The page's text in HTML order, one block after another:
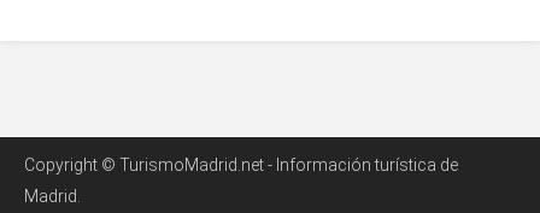
Copyright © TurismoMadrid.net - Información turística de
Madrid.